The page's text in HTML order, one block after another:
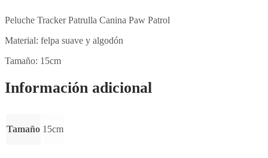
Peluche Tracker Patrulla Canina Paw Patrol
Material: felpa suave y algodón
Tamaño: 15cm
Información adicional
Tamaño 15cm